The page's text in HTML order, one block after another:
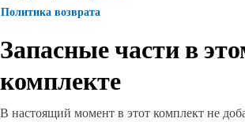
Политика возврата
Запасные части в
комплекте
В настоящий момент в этот комплект не